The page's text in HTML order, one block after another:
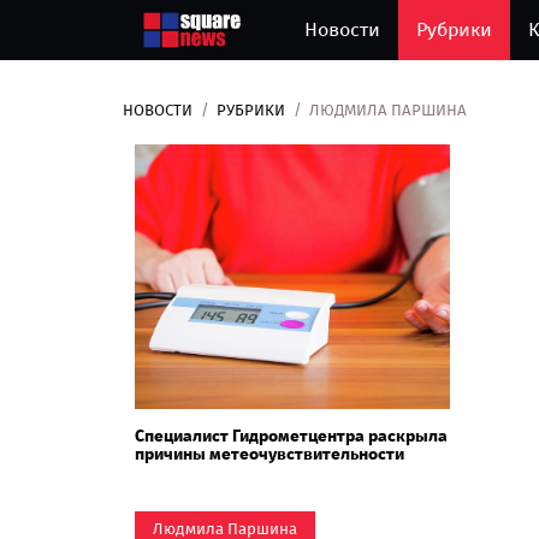
Новости Рубрики
НОВОСТИ РУБРИКИ ЛЮДМИЛА ПАРШИНА
Специалист Гидрометцентра раскрыла
причины метеочувствительности
Людмила Паршина